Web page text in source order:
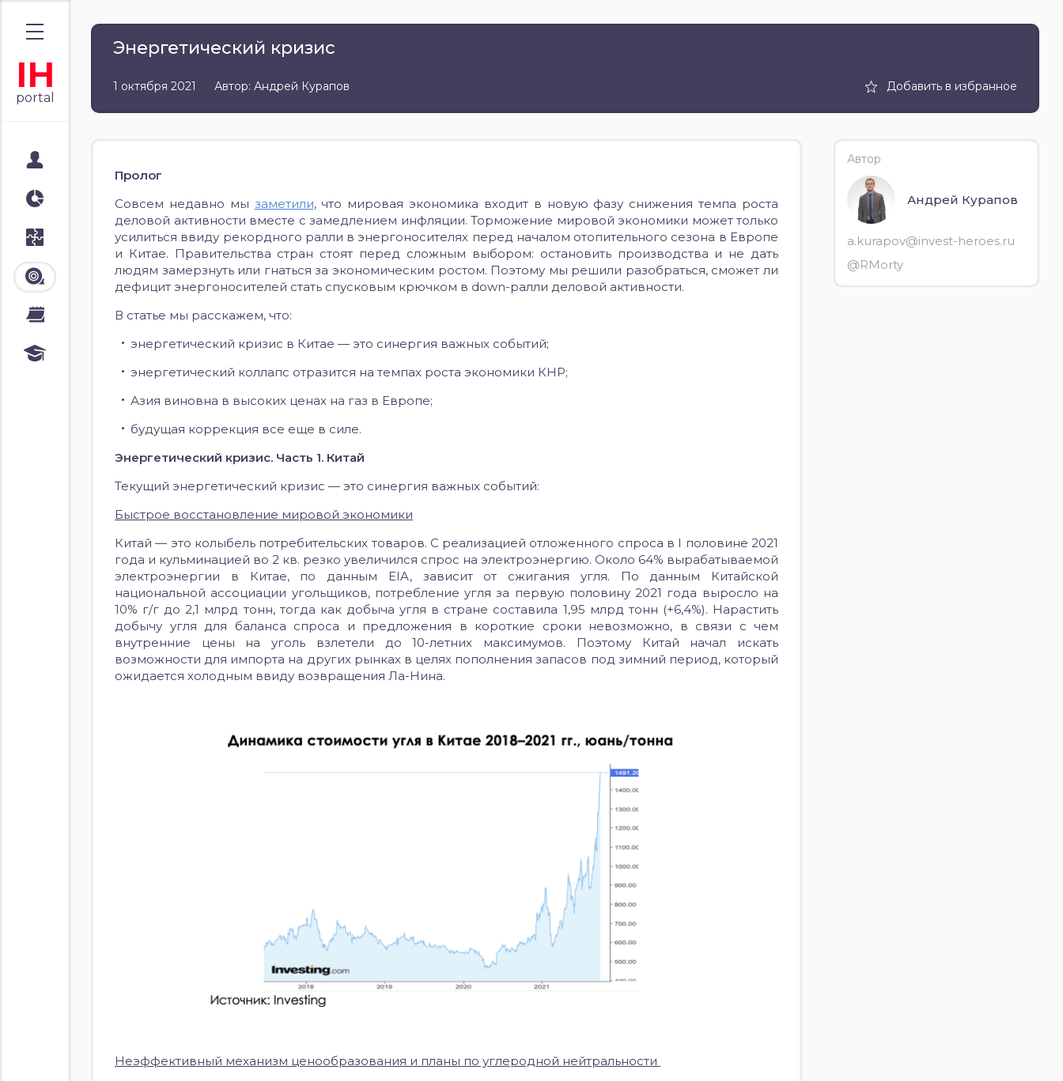
IH
portal
Аналитика
Стратегии
Лента
Календари
облигациям
Энергетический кризис
1 октября 2021 Автор: Андрей Курапов Добавить в избранное
Пролог
Совсем недавно мы заметили, что мировая экономика входит в новую фазу снижения темпа роста
деловой активности вместе с замедлением инфляции. Торможение мировой экономики может только
усилиться ввиду рекордного ралли в энергоносителях перед началом отопительного сезона в Европе
и Китае. Правительства стран стоят перед сложным выбором: остановить производства и не дать
людям замерзнуть или гнаться за экономическим ростом. Поэтому мы решили разобраться, сможет ли
дефицит энергоносителей стать спусковым крючком в down-ралли деловой активности.
В статье мы расскажем, что:
энергетический кризис в Китае — это синергия важных событий;
энергетический коллапс отразится на темпах роста экономики КНР;
Азия виновна в высоких ценах на газ в Европе;
будущая коррекция все еще в силе.
Энергетический кризис. Часть 1. Китай
Текущий энергетический кризис — это синергия важных событий:
Быстрое восстановление мировой экономики
Китай — это колыбель потребительских товаров. С реализацией отложенного спроса в I половине 2021
года и кульминацией во 2 кв. резко увеличился спрос на электроэнергию. Около 64% вырабатываемой
электроэнергии в Китае, по данным EIA, зависит от сжигания угля. По данным Китайской
национальной ассоциации угольщиков, потребление угля за первую половину 2021 года выросло на
10% г/г до 2,1 млрд тонн, тогда как добыча угля в стране составила 1,95 млрд тонн (+6,4%). Нарастить
добычу угля для баланса спроса и предложения в короткие сроки невозможно, в связи с чем
внутренние цены на уголь взлетели до 10-летних максимумов. Поэтому Китай начал искать
возможности для импорта на других рынках в целях пополнения запасов под зимний период, который
ожидается холодным ввиду возвращения Ла-Нина.
Неэффективный механизм ценообразования и планы по углеродной нейтральности
Автор
Андрей Курапов
a.kurapov@invest-heroes.ru
@RMorty